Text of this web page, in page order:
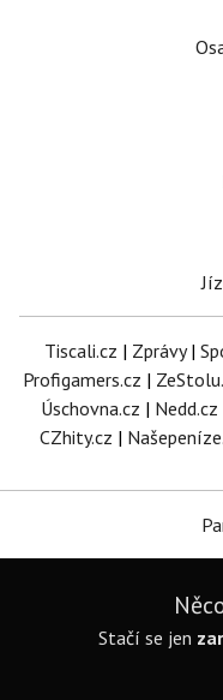
Tiscali.cz | Zprávy|
Profigamers.cz |
Úschovna.cz | Nedd.cz
CZhity.cz |
Stačí se jen